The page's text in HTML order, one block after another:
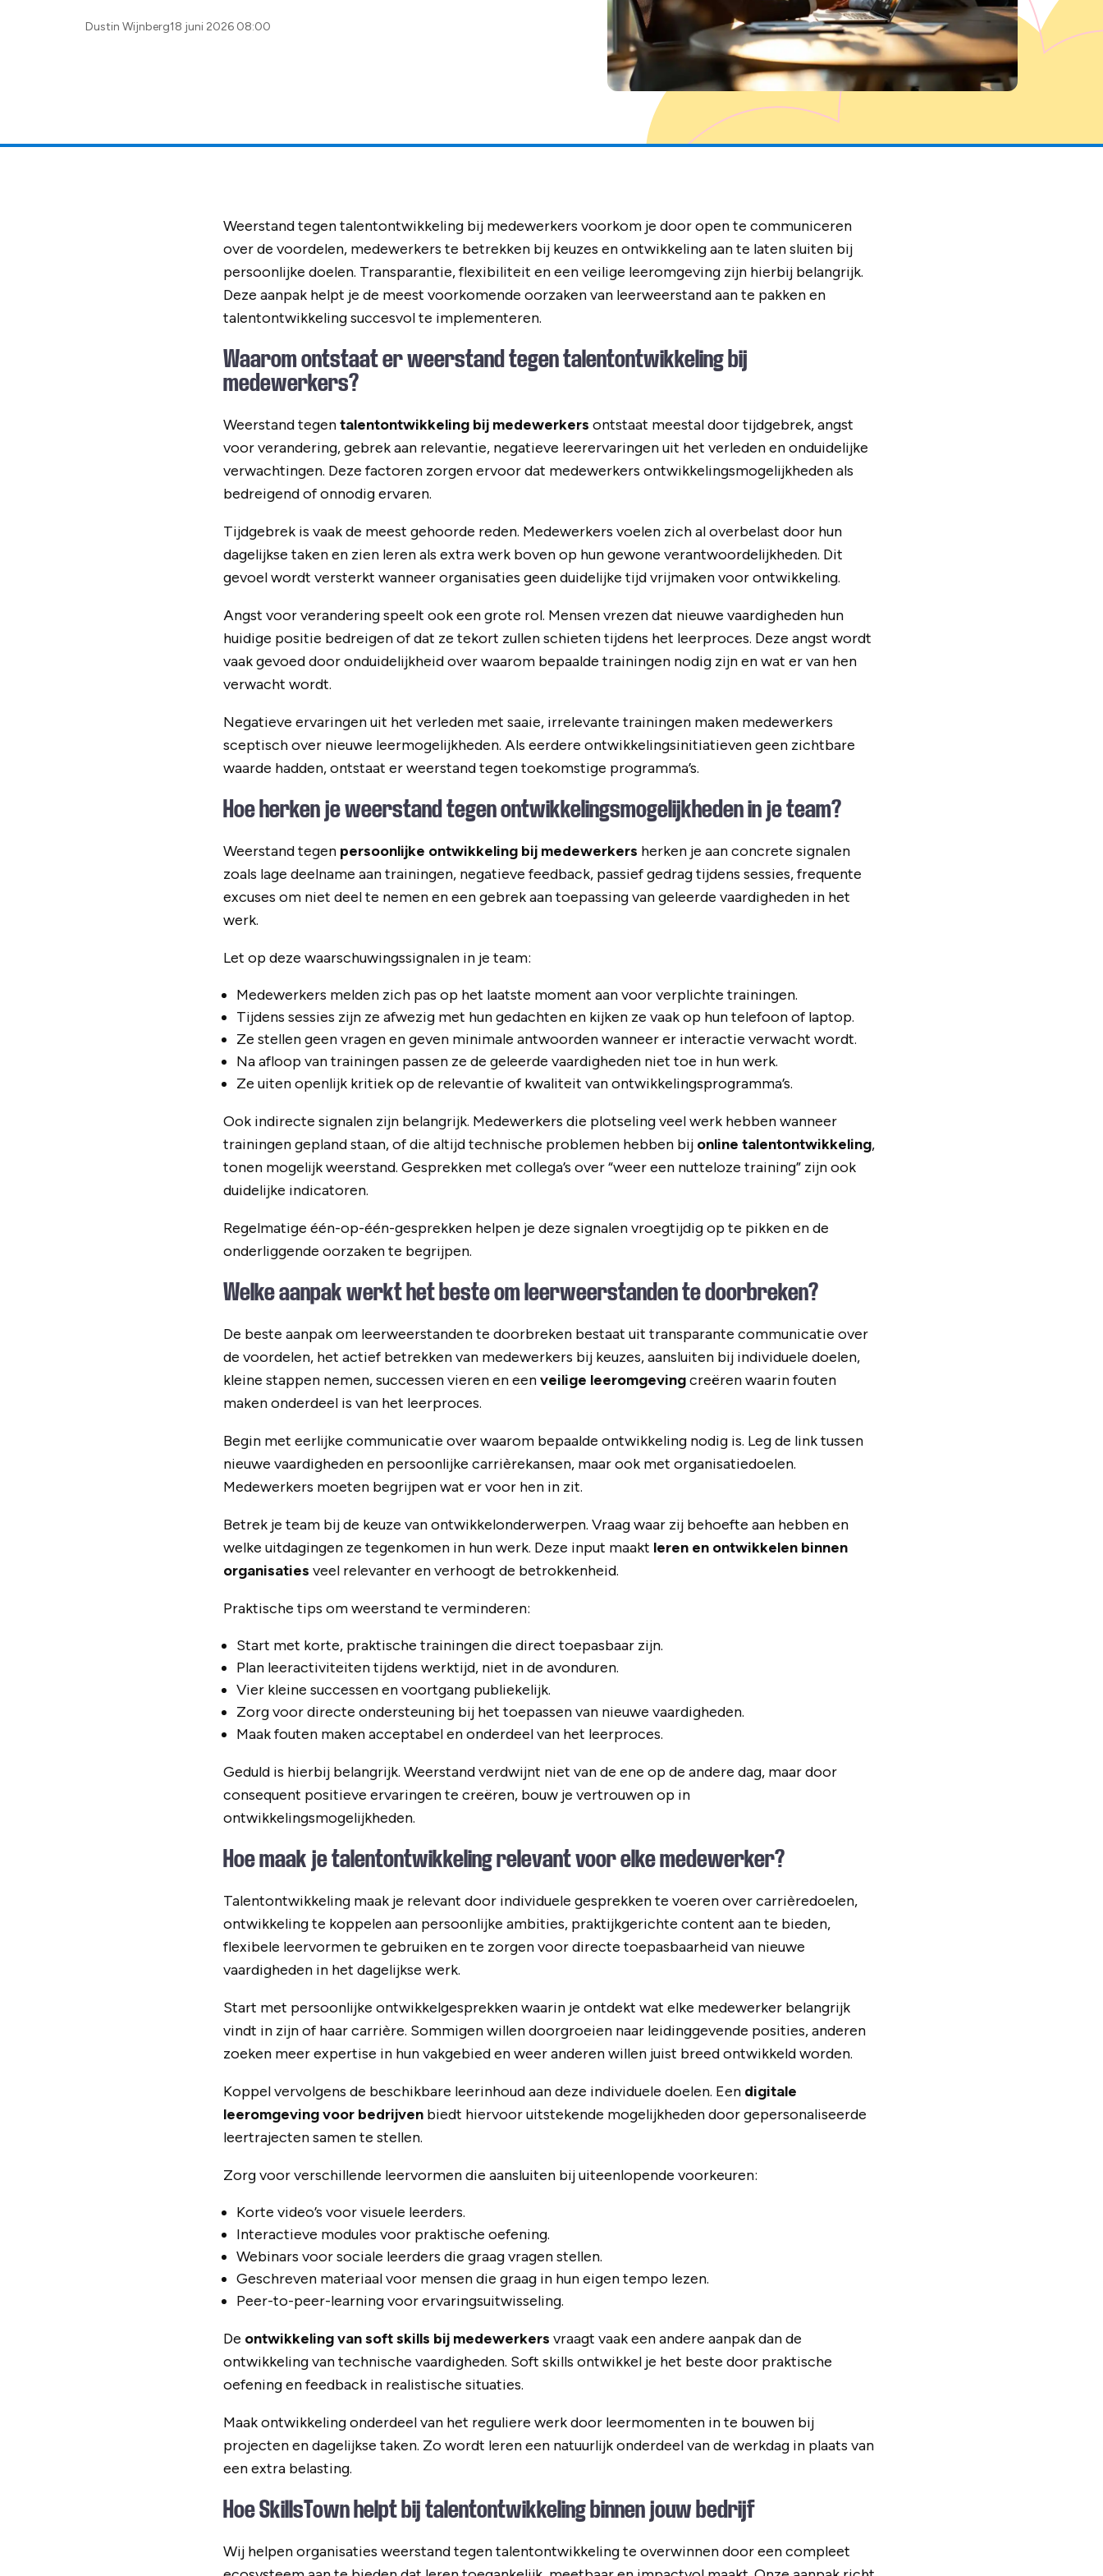
Posted
Dustin Wijnberg18 juni 2026 08:00
Weerstand tegen talentontwikkeling bij medewerkers voorkom je door open te communiceren
over de voordelen, medewerkers te betrekken bij keuzes en ontwikkeling aan te laten sluiten bij
persoonlijke doelen. Transparantie, flexibiliteit en een veilige leeromgeving zijn hierbij belangrijk.
Deze aanpak helpt je de meest voorkomende oorzaken van leerweerstand aan te pakken en
talentontwikkeling succesvol te implementeren.
Waarom ontstaat er weerstand tegen talentontwikkeling bij
medewerkers?
Weerstand tegentalentontwikkeling bij medewerkers ontstaat meestal door tijdgebrek, angst
voor verandering, gebrek aan relevantie, negatieve leerervaringen uit het verleden en onduidelijke
verwachtingen. Deze factoren zorgen ervoor dat medewerkers ontwikkelingsmogelijkheden als
bedreigend of onnodig ervaren.
Tijdgebrek is vaak de meest gehoorde reden. Medewerkers voelen zich al overbelast door hun
dagelijkse taken en zien leren als extra werk boven op hun gewone verantwoordelijkheden. Dit
gevoel wordt versterkt wanneer organisaties geen duidelijke tijd vrijmaken voor ontwikkeling.
Angst voor verandering speelt ook een grote rol. Mensen vrezen dat nieuwe vaardigheden hun
huidige positie bedreigen of dat ze tekort zullen schieten tijdens het leerproces. Deze angst wordt
vaak gevoed door onduidelijkheid over waarom bepaalde trainingen nodig zijn en wat er van hen
verwacht wordt.
Negatieve ervaringen uit het verleden met saaie, irrelevante trainingen maken medewerkers
sceptisch over nieuwe leermogelijkheden. Als eerdere ontwikkelingsinitiatieven geen zichtbare
waarde hadden, ontstaat er weerstand tegen toekomstige programma’s.
Hoe herken je weerstand tegen ontwikkelingsmogelijkheden in je team?
Weerstand tegen persoonlijke ontwikkeling bij medewerkers herken je aan concrete signalen
zoals lage deelname aan trainingen, negatieve feedback, passief gedrag tijdens sessies, frequente
excuses om niet deel te nemen en een gebrek aan toepassing van geleerde vaardigheden in het
werk.
Let op deze waarschuwingssignalen in je team:
Medewerkers melden zich pas op het laatste moment aan voor verplichte trainingen.
Tijdens sessies zijn ze afwezig met hun gedachten en kijken ze vaak op hun telefoon of laptop.
Ze stellen geen vragen en geven minimale antwoorden wanneer er interactie verwacht wordt.
Na afloop van trainingen passen ze de geleerde vaardigheden niet toe in hun werk.
Ze uiten openlijk kritiek op de relevantie of kwaliteit van ontwikkelingsprogramma’s.
Ook indirecte signalen zijn belangrijk. Medewerkers die plotseling veel werk hebben wanneer
trainingen gepland staan, of die altijd technische problemen hebben bij online talentontwikkeling,
tonen mogelijk weerstand. Gesprekken met collega’s over “weer een nutteloze training” zijn ook
duidelijke indicatoren.
Regelmatige één-op-één-gesprekken helpen je deze signalen vroegtijdig op te pikken en de
onderliggende oorzaken te begrijpen.
Welke aanpak werkt het beste om leerweerstanden te doorbreken?
De beste aanpak om leerweerstanden te doorbreken bestaat uit transparante communicatie over
de voordelen, het actief betrekken van medewerkers bij keuzes, aansluiten bij individuele doelen,
kleine stappen nemen, successen vieren en eenveilige leeromgevingcreëren waarin fouten
maken onderdeel is van het leerproces.
Begin met eerlijke communicatie over waarom bepaalde ontwikkeling nodig is. Leg de link tussen
nieuwe vaardigheden en persoonlijke carrièrekansen, maar ook met organisatiedoelen.
Medewerkers moeten begrijpen wat er voor hen in zit.
Betrek je team bij de keuze van ontwikkelonderwerpen. Vraag waar zij behoefte aan hebben en
welke uitdagingen ze tegenkomen in hun werk. Deze input maakt leren en ontwikkelen binnen
organisaties veel relevanter en verhoogt de betrokkenheid.
Praktische tips om weerstand te verminderen:
Start met korte, praktische trainingen die direct toepasbaar zijn.
Plan leeractiviteiten tijdens werktijd, niet in de avonduren.
Vier kleine successen en voortgang publiekelijk.
Zorg voor directe ondersteuning bij het toepassen van nieuwe vaardigheden.
Maak fouten maken acceptabel en onderdeel van het leerproces.
Geduld is hierbij belangrijk. Weerstand verdwijnt niet van de ene op de andere dag, maar door
consequent positieve ervaringen te creëren, bouw je vertrouwen op in
ontwikkelingsmogelijkheden.
Hoe maak je talentontwikkeling relevant voor elke medewerker?
Talentontwikkeling maak je relevant door individuele gesprekken te voeren over carrièredoelen,
ontwikkeling te koppelen aan persoonlijke ambities, praktijkgerichte content aan te bieden,
flexibele leervormen te gebruiken en te zorgen voor directe toepasbaarheid van nieuwe
vaardigheden in het dagelijkse werk.
Start met persoonlijke ontwikkelgesprekken waarin je ontdekt wat elke medewerker belangrijk
vindt in zijn of haar carrière. Sommigen willen doorgroeien naar leidinggevende posities, anderen
zoeken meer expertise in hun vakgebied en weer anderen willen juist breed ontwikkeld worden.
Koppel vervolgens de beschikbare leerinhoud aan deze individuele doelen. Een digitale
leeromgeving voor bedrijven biedt hiervoor uitstekende mogelijkheden door gepersonaliseerde
leertrajecten samen te stellen.
Zorg voor verschillende leervormen die aansluiten bij uiteenlopende voorkeuren:
Korte video’s voor visuele leerders.
Interactieve modules voor praktische oefening.
Webinars voor sociale leerders die graag vragen stellen.
Geschreven materiaal voor mensen die graag in hun eigen tempo lezen.
Peer-to-peer-learning voor ervaringsuitwisseling.
De ontwikkeling van soft skills bij medewerkers vraagt vaak een andere aanpak dan de
ontwikkeling van technische vaardigheden. Soft skills ontwikkel je het beste door praktische
oefening en feedback in realistische situaties.
Maak ontwikkeling onderdeel van het reguliere werk door leermomenten in te bouwen bij
projecten en dagelijkse taken. Zo wordt leren een natuurlijk onderdeel van de werkdag in plaats van
een extra belasting.
Hoe SkillsTown helpt bij talentontwikkeling binnen jouw bedrijf
Wij helpen organisaties weerstand tegen talentontwikkeling te overwinnen door een compleet